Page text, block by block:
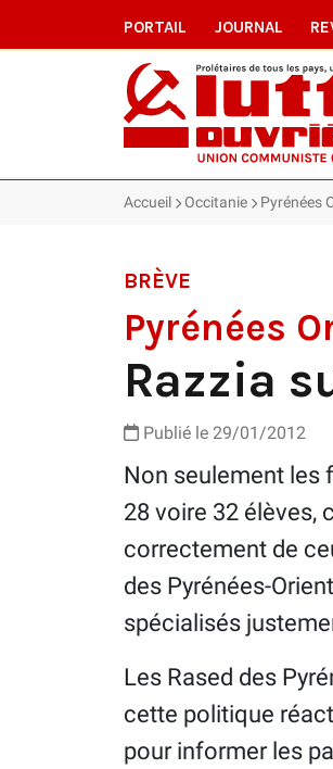
PORTAIL JOURNAL
Accueil Occitanie Pyrénées
BRÈVE
Pyrénées
Razzia
Publié le 29/01/2012
Non seulement les
28 voire 32 élèves,
correctement de
des Pyrénées-
spécialisés
Les Rased des
cette politique
pour informer les